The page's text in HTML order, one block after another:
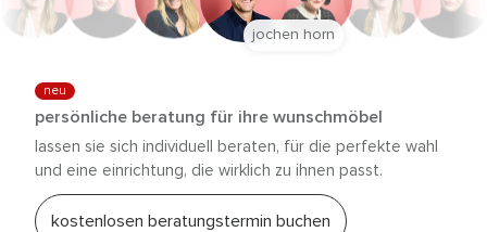
neu
persönliche beratung für ihre wunschmöbel
lassen sie sich individuell beraten, für die perfekte wahl
und eine einrichtung, die wirklich zu ihnen passt.
kostenlosen beratungstermin buchen
jochen horn